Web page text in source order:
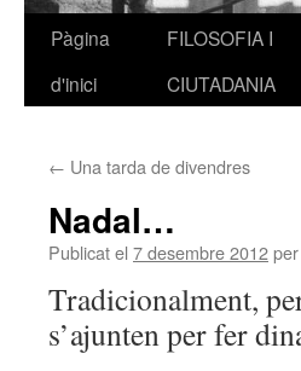
Vés
Pàgina
d'inici
FILOSOFIA I
CIUTADANIA
← Una tarda de divendres
Nadal…
Publicat el 7 desembre 2012per
Tradicionalment,
s’ajunten per fer